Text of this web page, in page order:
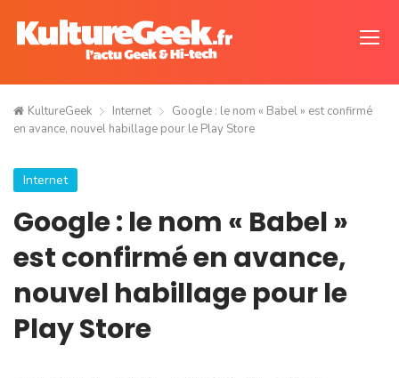
KultureGeek Internet
Google : le nom « Babel » est confirmé
en avance, nouvel habillage pour le Play Store
Internet
Google : le nom « Babel »
est confirmé en avance,
nouvel habillage pour le
Play Store